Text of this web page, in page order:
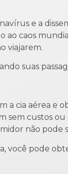
e a
ao caos
viajarem.
suas
a cia aérea e
sem custos
não pode
você pode